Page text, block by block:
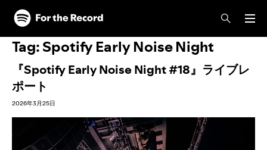
Tag:Spotify Early Noise Night
『Spotify Early Noise Night #18』ライブレ
ポート
2026年3月25日